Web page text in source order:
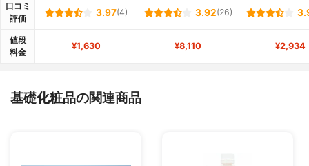
口コミ
評価
3.97(4) 3.92(26)
値段
料金
¥1,630 ¥8,110 ¥2,934
基礎化粧品の関連商品